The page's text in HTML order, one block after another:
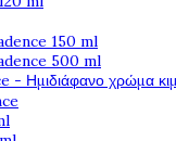
150 ml
500 ml
Ημιδιάφανο χρώμα